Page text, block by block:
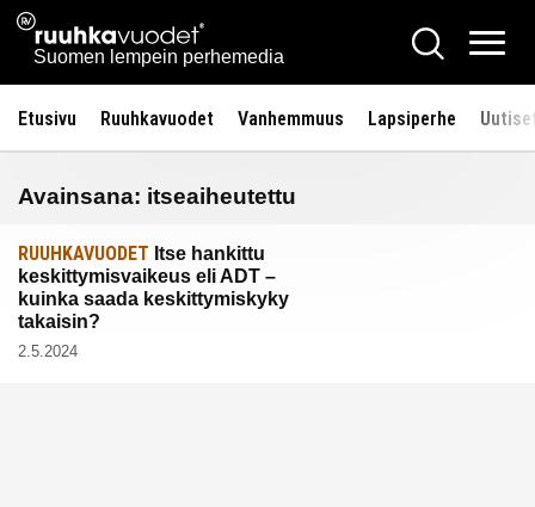
Siirry
sisältöön
Ruuhkavuodet.fi
Suomen lempein perhemedia
Hae
Etusivu Ruuhkavuodet Vanhemmuus Lapsiperhe
Avainsana: itseaiheutettu
RUUHKAVUODET Itse hankittu
keskittymisvaikeus eli ADT –
kuinka saada keskittymiskyky
takaisin?
2.5.2024